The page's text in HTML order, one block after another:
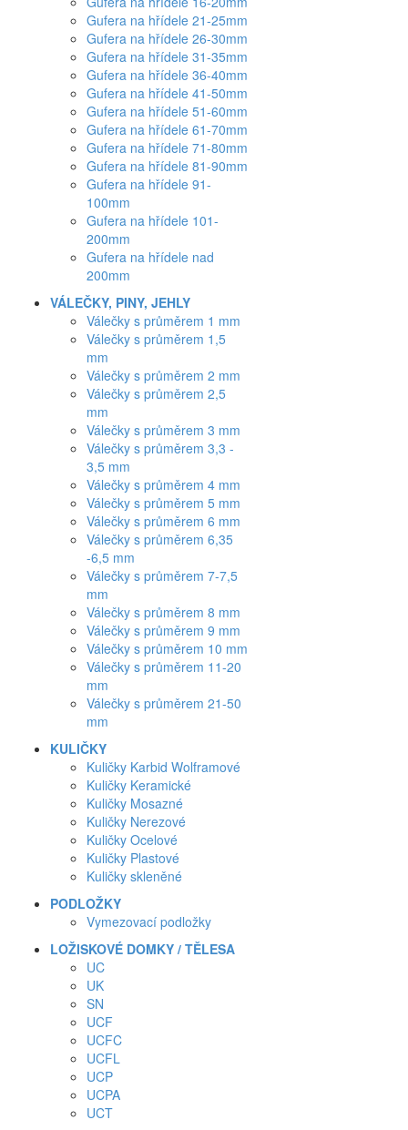
Gufera na hřídele 21-25mm
Gufera na hřídele 26-30mm
Gufera na hřídele 31-35mm
Gufera na hřídele 36-40mm
Gufera na hřídele 41-50mm
Gufera na hřídele 51-60mm
Gufera na hřídele 61-70mm
Gufera na hřídele 71-80mm
Gufera na hřídele 81-90mm
Gufera na hřídele 91-
100mm
Gufera na hřídele 101-
200mm
Gufera na hřídele nad
200mm
VÁLEČKY, PINY, JEHLY
Válečky s průměrem 1 mm
Válečky s průměrem 1,5
mm
Válečky s průměrem 2 mm
Válečky s průměrem 2,5
mm
Válečky s průměrem 3 mm
Válečky s průměrem 3,3 -
3,5 mm
Válečky s průměrem 4 mm
Válečky s průměrem 5 mm
Válečky s průměrem 6 mm
Válečky s průměrem 6,35
-6,5 mm
Válečky s průměrem 7-7,5
mm
Válečky s průměrem 8 mm
Válečky s průměrem 9 mm
Válečky s průměrem 10 mm
Válečky s průměrem 11-20
mm
Válečky s průměrem 21-50
mm
KULIČKY
Kuličky Karbid Wolframové
Kuličky Keramické
Kuličky Mosazné
Kuličky Nerezové
Kuličky Ocelové
Kuličky Plastové
Kuličky skleněné
PODLOŽKY
Vymezovací podložky
LOŽISKOVÉ DOMKY / TĚLESA
UC
UK
SN
UCF
UCFC
UCFL
UCP
UCPA
UCT